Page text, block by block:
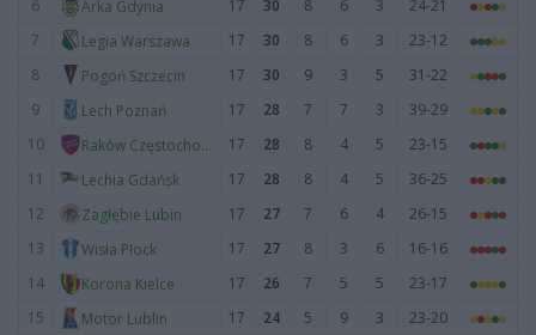
6
Arka Gdynia 17 30 8 6 3
24-21
7
Legia Warszawa 17 30 8 6 3
23-12
8
Pogoń Szczecin 17 30 9 3 5
31-22
9
Lech Poznań 17 28 7 7 3
39-29
10
Raków Częstochowa 17 28 8 4 5
23-15
11
Lechia Gdańsk 17 28 8 4 5
36-25
12
Zagłębie Lubin 17 27 7 6 4
26-15
13
Wisła Płock 17 27 8 3 6
16-16
14
Korona Kielce 17 26 7 5 5
23-17
15
Motor Lublin 17 24 5 9 3
23-20